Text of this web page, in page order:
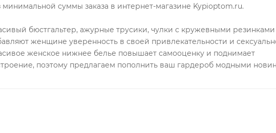
минимальной суммы заказа в интернет-магазине Kypioptom.ru.
бюстгальтер, ажурные трусики, чулки с кружевными резинками
женщине уверенность в своей привлекательности и
женское нижнее белье повышает самооценку и поднимает
поэтому предлагаем пополнить ваш гардероб модными